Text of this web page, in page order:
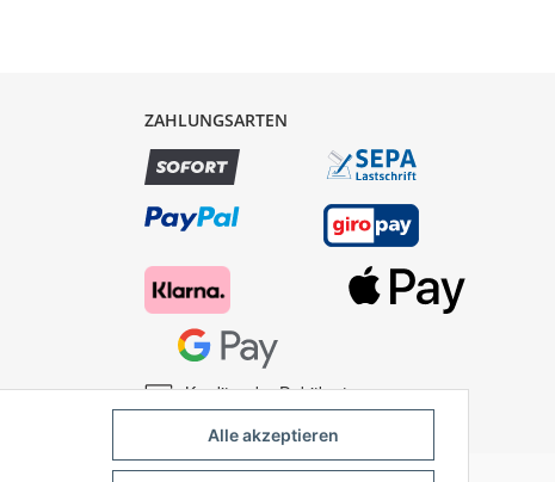
ZAHLUNGSARTEN
Kredit- oder Debitkarte
Alle akzeptieren